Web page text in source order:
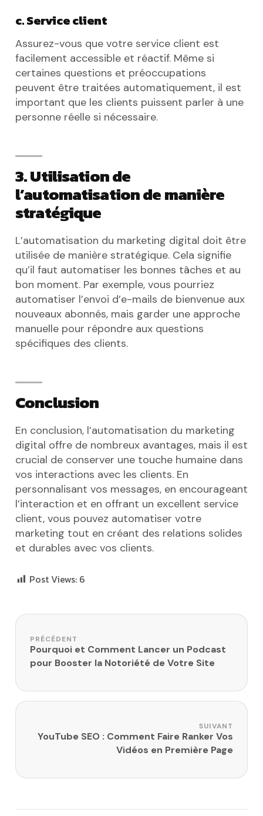
c. Service client
Assurez-vous que votre service client est
facilement accessible et réactif. Même si
certaines questions et préoccupations
peuvent être traitées automatiquement, il est
important que les clients puissent parler à une
personne réelle si nécessaire.
3. Utilisation de
l’automatisation de manière
stratégique
L’automatisation du marketing digital doit être
utilisée de manière stratégique. Cela signifie
qu’il faut automatiser les bonnes tâches et au
bon moment. Par exemple, vous pourriez
automatiser l’envoi d’e-mails de bienvenue aux
nouveaux abonnés, mais garder une approche
manuelle pour répondre aux questions
spécifiques des clients.
Conclusion
En conclusion, l’automatisation du marketing
digital offre de nombreux avantages, mais il est
crucial de conserver une touche humaine dans
vos interactions avec les clients. En
personnalisant vos messages, en encourageant
l’interaction et en offrant un excellent service
client, vous pouvez automatiser votre
marketing tout en créant des relations solides
et durables avec vos clients.
Post Views: 6
Navigation de l’article
PRÉCÉDENT
Pourquoi et Comment Lancer un Podcast
pour Booster la Notoriété de Votre Site
SUIVANT
YouTube SEO : Comment Faire Ranker Vos
Vidéos en Première Page